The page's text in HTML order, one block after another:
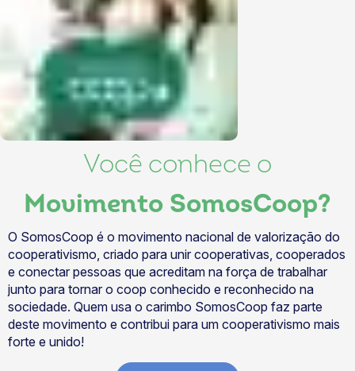
Você conhece o
Movimento SomosCoop?
O SomosCoop é o movimento nacional de valorização do
cooperativismo, criado para unir cooperativas, cooperados
e conectar pessoas que acreditam na força de trabalhar
junto para tornar o coop conhecido e reconhecido na
sociedade. Quem usa o carimbo SomosCoop faz parte
deste movimento e contribui para um cooperativismo mais
forte e unido!